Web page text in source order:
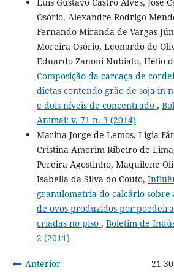
Osório, Alexandre Rodrigo
Fernando Miranda de Vargas
Moreira Osório, Leonardo de
Eduardo Zanoni Nubiato, Hélio
Composição da carcaça de
dietas contendo grão de soja in
e dois níveis de concentrado ,
Animal: v. 71 n. 3 (2014)
Marina Jorge de Lemos, Lígia
Cristina Amorim Ribeiro de
Pereira Agostinho, Maquilene
Isabella da Silva do Couto,
granulometria do calcário sobre
de ovos produzidos por
criadas no piso , Boletim de
2 (2011)
Anterior 21-